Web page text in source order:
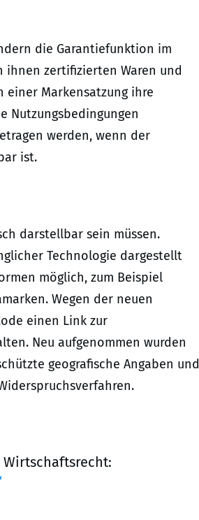
die Garantiefunktion im
ihnen zertifizierten Waren und
Markensatzung ihre
Nutzungsbedingungen
werden, wenn der
ist.
darstellbar sein müssen.
Technologie dargestellt
möglich, zum Beispiel
Wegen der neuen
einen Link zur
Neu aufgenommen wurden
geografische Angaben und
Wirtschaftsrecht: